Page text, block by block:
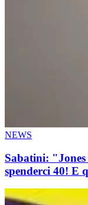
NEWS
Sabatini:
spenderci 40! E